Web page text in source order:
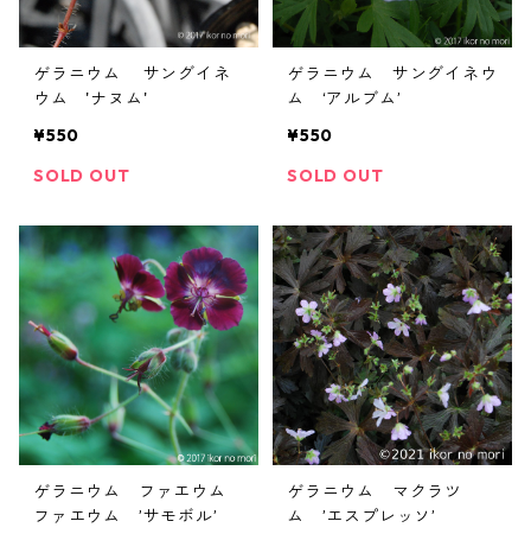
ゲラニウム サングイネ
ウム 'ナヌム'
¥550
SOLD OUT
ゲラニウム サングイネウ
ム ‘アルブム’
¥550
SOLD OUT
ゲラニウム ファエウム
ファエウム ’サモボル’
ゲラニウム マクラツ
ム ’エスプレッソ’